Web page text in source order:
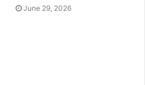
June 29, 2026